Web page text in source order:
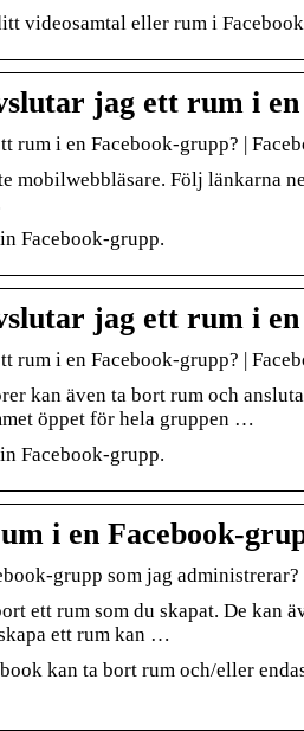
videosamtal eller rum i
jag ett rum i en
rum i en Facebook-grupp? |
mobilwebbläsare. Följ länkarna
Facebook-grupp.
jag ett rum i en
rum i en Facebook-grupp? |
kan även ta bort rum och
öppet för hela gruppen …
Facebook-grupp.
i en Facebook-
grupp som jag
ett rum som du skapat. De kan
ett rum kan …
kan ta bort rum och/eller